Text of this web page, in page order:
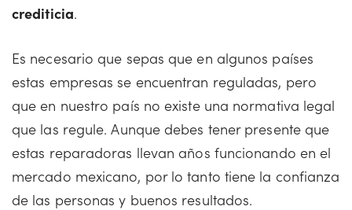
crediticia.
Es necesario que sepas que en algunos países
estas empresas se encuentran reguladas, pero
que en nuestro país no existe una normativa legal
que las regule. Aunque debes tener presente que
estas reparadoras llevan años funcionando en el
mercado mexicano, por lo tanto tiene la confianza
de las personas y buenos resultados.